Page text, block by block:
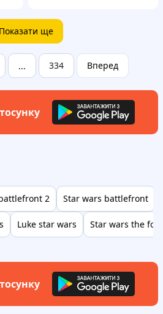
Показати ще
... 334 Вперед
2 Star wars battlefront
Luke star wars Star wars the